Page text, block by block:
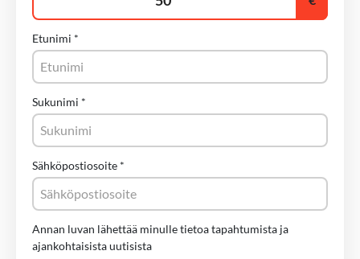
Etunimi *
Sukunimi *
Sähköpostiosoite *
Annan luvan lähettää minulle tietoa tapahtumista ja
ajankohtaisista uutisista